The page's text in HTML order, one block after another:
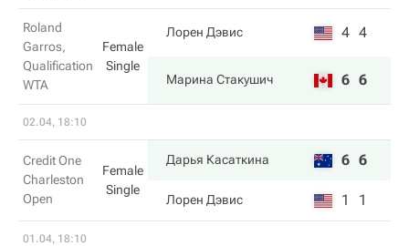
Roland
Garros,
Qualification
WTA
Female
Single
Лорен Дэвис 4 4
Марина Стакушич 6 6
02.04, 18:10
Credit One
Charleston
Open
Female
Single
Дарья Касаткина 6 6
Лорен Дэвис 1 1
01.04, 18:10